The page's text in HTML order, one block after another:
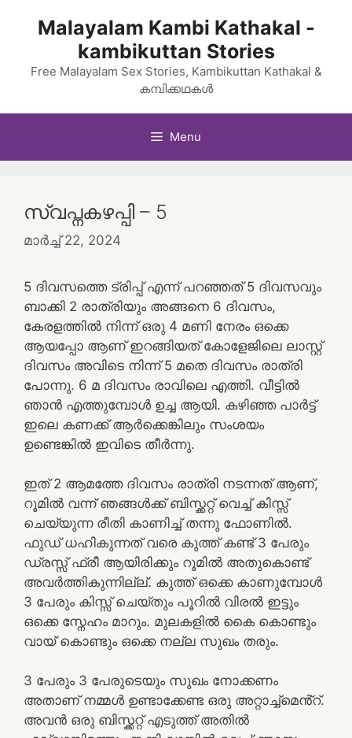
Malayalam Kambi Kathakal -
kambikuttan Stories
Free Malayalam Sex Stories, Kambikuttan Kathakal &
കമ്പിക്കഥകൾ
Menu
സ്വപ്നകഴപ്പി – 5
മാർച്ച്‌ 22, 2024
5 ദിവസത്തെ ട്രിപ്പ് എന്ന് പറഞ്ഞത് 5 ദിവസവും
ബാക്കി 2 രാത്രിയും അങ്ങനെ 6 ദിവസം,
കേരളത്തിൽ നിന്ന് ഒരു 4 മണി നേരം ഒക്കെ
ആയപ്പോ ആണ് ഇറങ്ങിയത് കോളേജിലെ ലാസ്റ്റ്
ദിവസം അവിടെ നിന്ന് 5 മതെ ദിവസം രാത്രി
പോന്നു. 6 മ ദിവസം രാവിലെ എത്തി. വീട്ടിൽ
ഞാൻ എത്തുമ്പോൾ ഉച്ച ആയി. കഴിഞ്ഞ പാർട്ട്
ഇലെ കണക്ക് ആർക്കെങ്കിലും സംശയം
ഉണ്ടെങ്കിൽ ഇവിടെ തീർന്നു.
ഇത് 2 ആമത്തേ ദിവസം രാത്രി നടന്നത് ആണ്,
റൂമിൽ വന്ന് ഞങ്ങൾക്ക് ബിസ്ക്കറ്റ് വെച്ച് കിസ്സ്
ചെയ്യുന്ന രീതി കാണിച്ച് തന്നു ഫോണിൽ.
ഫുഡ് ധഹികുന്നത് വരെ കുത്ത് കണ്ട് 3 പേരും
ഡ്രസ്സ് ഫ്രീ ആയിരിക്കും റൂമിൽ അതുകൊണ്ട്
അവർത്തികുന്നില്ല്. കുത്ത് ഒക്കെ കാണുമ്പോൾ
3 പേരും കിസ്സ് ചെയ്തും പൂറിൽ വിരൽ ഇട്ടും
ഒക്കെ സ്നേഹം മാറും. മുലകളിൽ കൈ കൊണ്ടും
വായ് കൊണ്ടും ഒക്കെ നല്ല സുഖം തരും.
3 പേരും 3 പേരുടെയും സുഖം നോക്കണം
അതാണ് നമ്മൾ ഉണ്ടാക്കേണ്ട ഒരു അറ്റാച്ച്മെൻ്റ്.
അവൻ ഒരു ബിസ്ക്കറ്റ് എടുത്ത് അതിൽ